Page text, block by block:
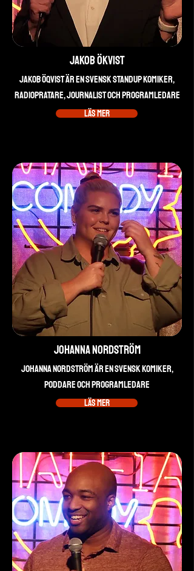
Jakob Ökvist
Jakob Öqvist är en svensk standup komiker,
radiopratare, journalist och programledare
Läs mer
Johanna Nordström
Johanna Nordström är en svensk komiker,
poddare och programledare
Läs mer